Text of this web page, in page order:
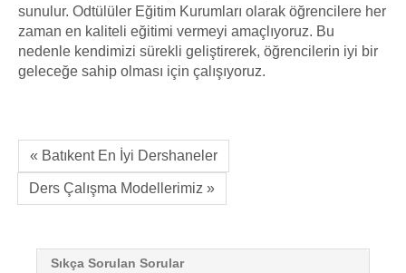
sunulur. Odtülüler Eğitim Kurumları olarak öğrencilere her
zaman en kaliteli eğitimi vermeyi amaçlıyoruz. Bu
nedenle kendimizi sürekli geliştirerek, öğrencilerin iyi bir
geleceğe sahip olması için çalışıyoruz.
« Batıkent En İyi Dershaneler
Ders Çalışma Modellerimiz »
Sıkça Sorulan Sorular